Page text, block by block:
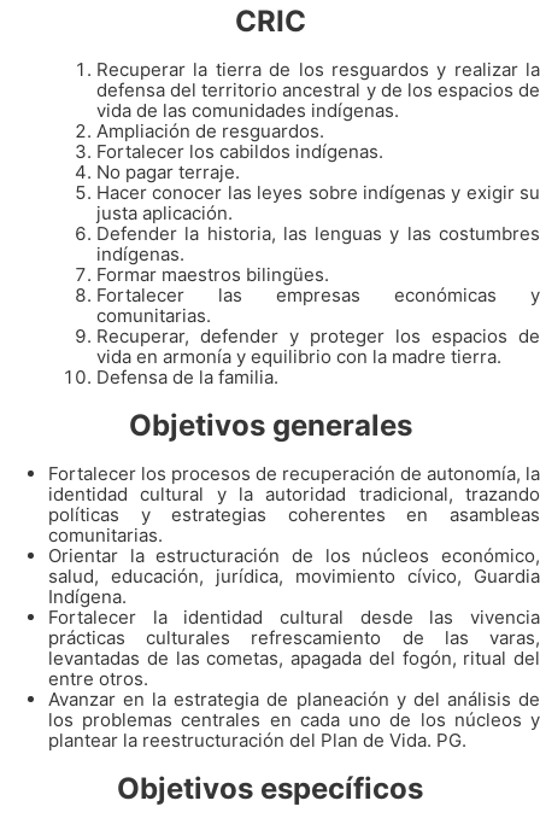
CRIC
Recuperar la tierra de los resguardos y realizar la
defensa del territorio ancestral y de los espacios de
vida de las comunidades indígenas.
Ampliación de resguardos.
Fortalecer los cabildos indígenas.
No pagar terraje.
Hacer conocer las leyes sobre indígenas y exigir su
justa aplicación.
Defender la historia, las lenguas y las costumbres
indígenas.
Formar maestros bilingües.
Fortalecer las empresas económicas y
comunitarias.
Recuperar, defender y proteger los espacios de
vida en armonía y equilibrio con la madre tierra.
Defensa de la familia.
Objetivos generales
Fortalecer los procesos de recuperación de autonomía, la
identidad cultural y la autoridad tradicional, trazando
políticas y estrategias coherentes en asambleas
comunitarias.
Orientar la estructuración de los núcleos económico,
salud, educación, jurídica, movimiento cívico, Guardia
Indígena.
Fortalecer la identidad cultural desde las vivencia
prácticas culturales refrescamiento de las varas,
levantadas de las cometas, apagada del fogón, ritual del
entre otros.
Avanzar en la estrategia de planeación y del análisis de
los problemas centrales en cada uno de los núcleos y
plantear la reestructuración del Plan de Vida. PG.
Objetivos específicos